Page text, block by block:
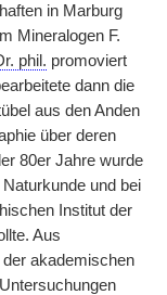
in Marburg
Mineralogen F.
phil. promoviert
dann die
aus den Anden
über deren
80er Jahre wurde
und bei
Institut der
Aus
akademischen